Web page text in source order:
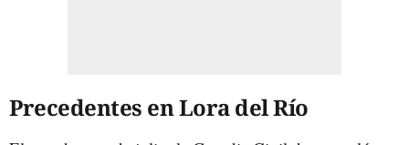
Precedentes en Lora del Río